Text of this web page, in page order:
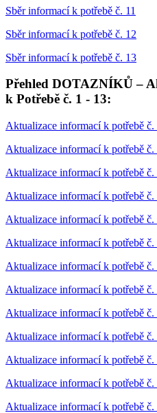
Sběr informací k potřebě č. 11
Sběr informací k potřebě č. 12
Sběr informací k potřebě č. 13
Přehled DOTAZNÍKŮ –
k Potřebě č. 1 - 13:
Aktualizace informací k potřebě č.
Aktualizace informací k potřebě č.
Aktualizace informací k potřebě č.
Aktualizace informací k potřebě č.
Aktualizace informací k potřebě č.
Aktualizace informací k potřebě č.
Aktualizace informací k potřebě č.
Aktualizace informací k potřebě č.
Aktualizace informací k potřebě č.
Aktualizace informací k potřebě č.
Aktualizace informací k potřebě č.
Aktualizace informací k potřebě č.
Aktualizace informací k potřebě č.